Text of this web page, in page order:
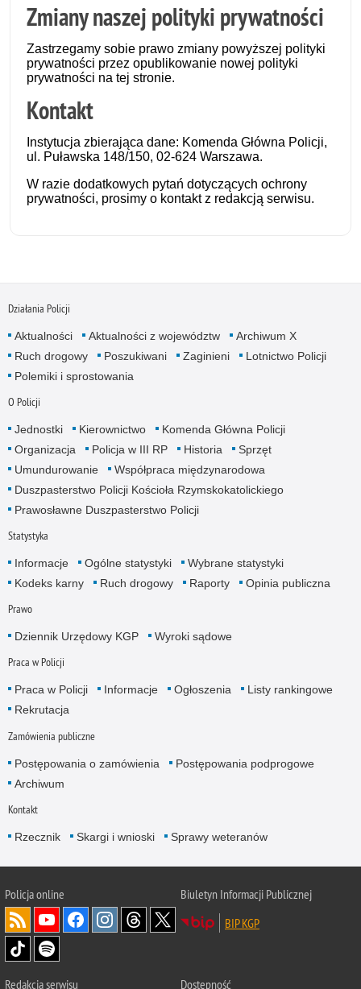
Zmiany naszej polityki prywatności
Zastrzegamy sobie prawo zmiany powyższej polityki
prywatności przez opublikowanie nowej polityki
prywatności na tej stronie.
Kontakt
Instytucja zbierająca dane: Komenda Główna Policji,
ul. Puławska 148/150, 02-624 Warszawa.
W razie dodatkowych pytań dotyczących ochrony
prywatności, prosimy o kontakt z redakcją serwisu.
Działania Policji
Aktualności Aktualności z województw
Archiwum X
Ruch drogowy
Poszukiwani Zaginieni
Lotnictwo Policji
Polemiki i sprostowania
O Policji
Jednostki Kierownictwo
Komenda Główna Policji
Organizacja
Policja w III RP Historia
Sprzęt
Umundurowanie
Współpraca międzynarodowa
Duszpasterstwo Policji Kościoła Rzymskokatolickiego
Prawosławne Duszpasterstwo Policji
Statystyka
Informacje Ogólne statystyki
Wybrane statystyki
Kodeks karny
Ruch drogowy Raporty Opinia publiczna
Prawo
Dziennik Urzędowy KGP Wyroki sądowe
Praca w Policji
Praca w Policji Informacje Ogłoszenia
Listy rankingowe
Rekrutacja
Zamówienia publiczne
Postępowania o zamówienia
Postępowania podprogowe
Archiwum
Kontakt
Rzecznik Skargi i wnioski Sprawy weteranów
Policjaonline
Biuletyn Informacji Publicznej
BIP KGP
Redakcja serwisu Dostępność